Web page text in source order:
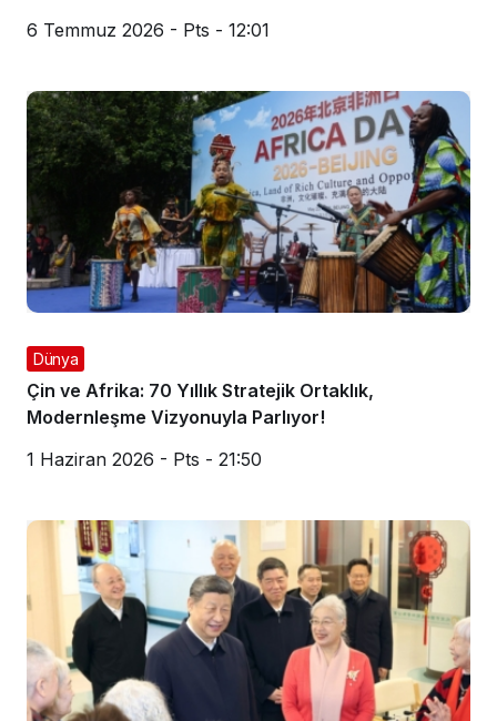
6 Temmuz 2026 - Pts - 12:01
Dünya
Çin ve Afrika: 70 Yıllık Stratejik Ortaklık,
Modernleşme Vizyonuyla Parlıyor!
1 Haziran 2026 - Pts - 21:50